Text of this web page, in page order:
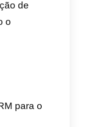
dados de
da plataforma,
nuvem